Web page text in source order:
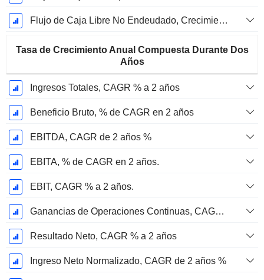
Flujo de Caja Libre No Endeudado, Crecimiento de 1 Año %
Tasa de Crecimiento Anual Compuesta Durante Dos
Años
Ingresos Totales, CAGR % a 2 años
Beneficio Bruto, % de CAGR en 2 años
EBITDA, CAGR de 2 años %
EBITA, % de CAGR en 2 años.
EBIT, CAGR % a 2 años.
Ganancias de Operaciones Continuas, CAGR % en 2 años
Resultado Neto, CAGR % a 2 años
Ingreso Neto Normalizado, CAGR de 2 años %